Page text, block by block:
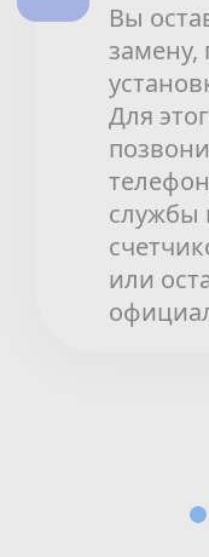
Вы
замену,
Для
службы
или